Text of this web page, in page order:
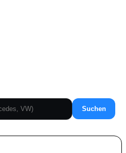
Suchen